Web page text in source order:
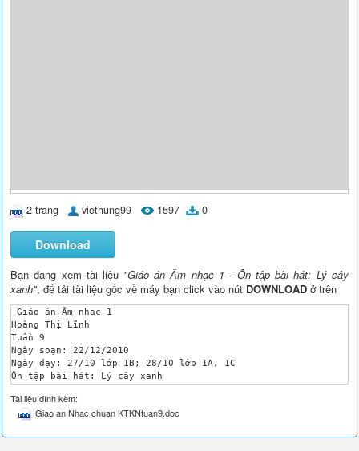
2 trang viethung99 1597 0
Download
Bạn đang xem tài liệu "Giáo án Âm nhạc 1 - Ôn tập bài hát: Lý cây
xanh", để tải tài liệu gốc về máy bạn click vào nút DOWNLOAD ở trên
Giáo án Âm nhạc 1
Hoàng Thị Lĩnh
Tuần 9
Ngày soạn: 22/12/2010
Ngày dạy: 27/10 lớp 1B; 28/10 lớp 1A, 1C
Ôn tập bài hát: Lý cây xanh
I/. Mục tiêu:
- Biết hát theo giai điệu và đúng lời ca (tập nói thơ theo
- Biết hát kết hợp vận động phụ hoạ đơn giản.
II/. Chuẩn bị:
Tài liệu đính kèm:
Giao an Nhac chuan KTKNtuan9.doc